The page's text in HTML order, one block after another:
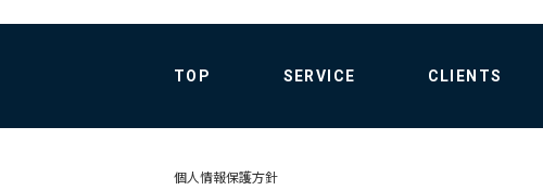
TOP SERVICE CLIENTS
個人情報保護方針